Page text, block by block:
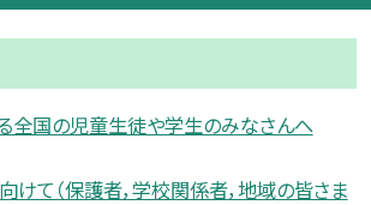
全国の児童生徒や学生のみなさんへ
けて（保護者，学校関係者，地域の皆さま